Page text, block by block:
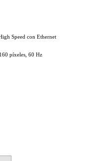
Speed con Ethernet
píxeles, 60 Hz